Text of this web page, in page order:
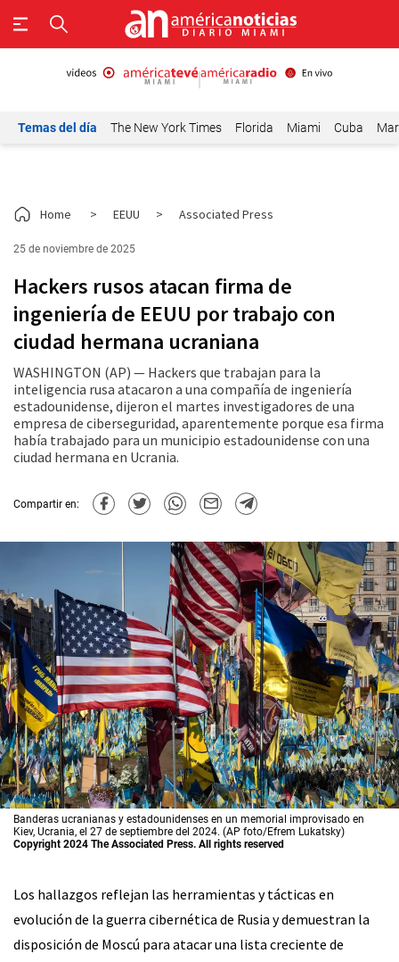
Temas del día The New York Times Florida Miami Cuba
Home > EEUU > Associated Press
25 de noviembre de 2025
Hackers rusos atacan firma de
ingeniería de EEUU por trabajo con
ciudad hermana ucraniana
WASHINGTON (AP) — Hackers que trabajan para la
inteligencia rusa atacaron a una compañía de ingeniería
estadounidense, dijeron el martes investigadores de una
empresa de ciberseguridad, aparentemente porque esa firma
había trabajado para un municipio estadounidense con una
ciudad hermana en Ucrania.
Compartir en:
Banderas ucranianas y estadounidenses en un memorial improvisado en
Kiev, Ucrania, el 27 de septiembre del 2024. (AP foto/Efrem Lukatsky)
Copyright 2024 The Associated Press. All rights reserved
Los hallazgos reflejan las herramientas y tácticas en
evolución de la guerra cibernética de Rusia y demuestran la
disposición de Moscú para atacar una lista creciente de